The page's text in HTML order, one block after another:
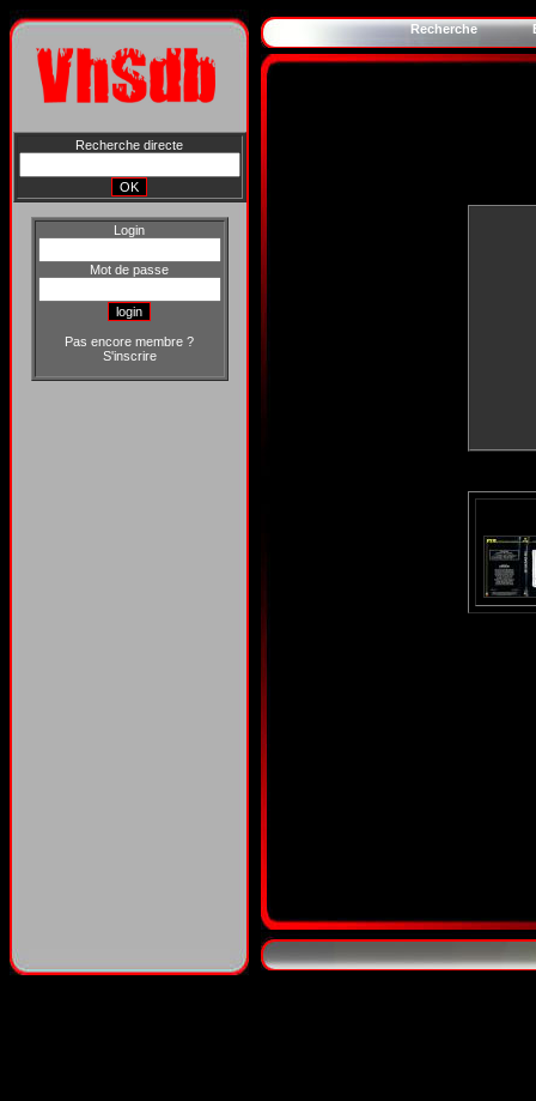
Recherche directe
Login
Mot de passe
Pas encore membre ?
S'inscrire
Recherche